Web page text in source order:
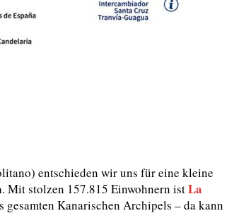
entschieden wir uns für eine kleine
. Mit stolzen 157.815 Einwohnern istLa
Kanarischen Archipels – da kann